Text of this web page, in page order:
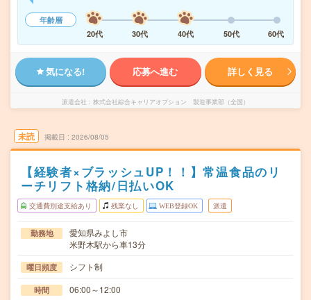
年齢層
20代
30代 40代 50代 60代
気になる! 応募へ進む 詳しく見る
派遣会社 株式会社綜合キャリアオプション 製造事業部（全国）
未読 掲載日 2026/08/05
【経験者×ブラッシュUP！！】常温食品のリ
ーチリフト格納/日払いOK
交通費別途支給あり 残業なし WEB登録OK 派遣
勤務地
愛知県みよし市
米野木駅から車13分
曜日頻度 シフト制
時間 06:00～12:00